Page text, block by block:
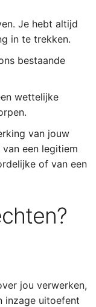
Je hebt altijd
in te trekken.
bestaande
wettelijke
van jouw
een legitiem
of van een
jou verwerken,
inzage uitoefent